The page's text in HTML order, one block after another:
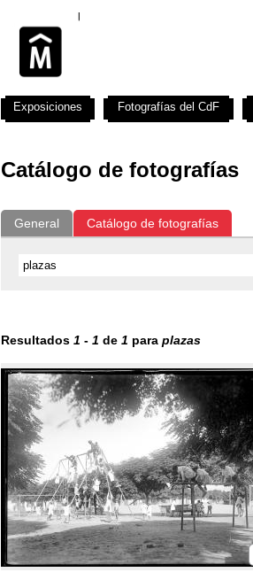
Catálogo de fotografías
General Catálogo de fotografías
Resultados 1 - 1 de 1 para plazas
Exposiciones Fotografías del CdF